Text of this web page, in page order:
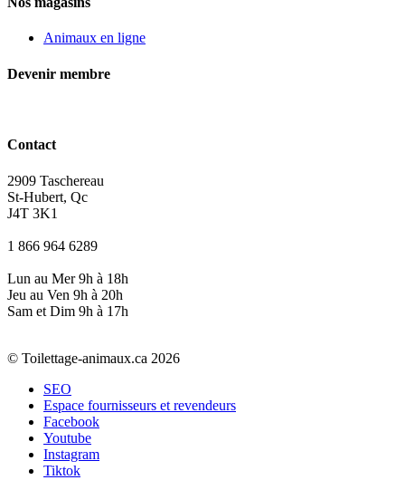
Animaux en ligne
Devenir membre
Contact
2909 Taschereau
St-Hubert, Qc
J4T 3K1
1 866 964 6289
Lun au Mer 9h à 18h
Jeu au Ven 9h à 20h
Sam et Dim 9h à 17h
© Toilettage-animaux.ca 2026
SEO
Espace fournisseurs et revendeurs
Facebook
Youtube
Instagram
Tiktok